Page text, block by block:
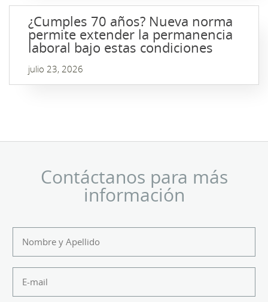
¿Cumples 70 años? Nueva norma
permite extender la permanencia
laboral bajo estas condiciones
julio 23, 2026
Contáctanos para más
información